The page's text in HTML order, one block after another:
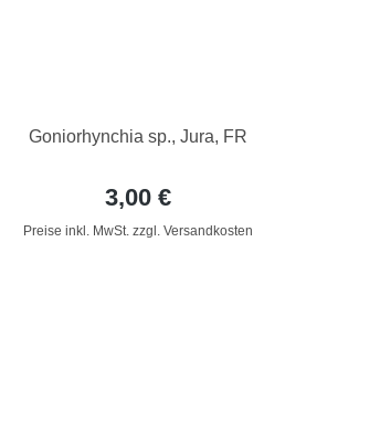
Goniorhynchia sp., Jura, FR
3,00 €
Preise inkl. MwSt. zzgl. Versandkosten